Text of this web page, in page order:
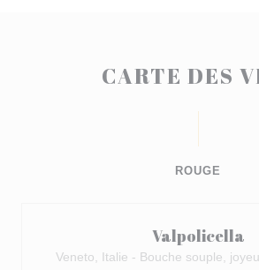
CARTE DES
ROUGE
Valpolicella
Veneto, Italie - Bouche souple,